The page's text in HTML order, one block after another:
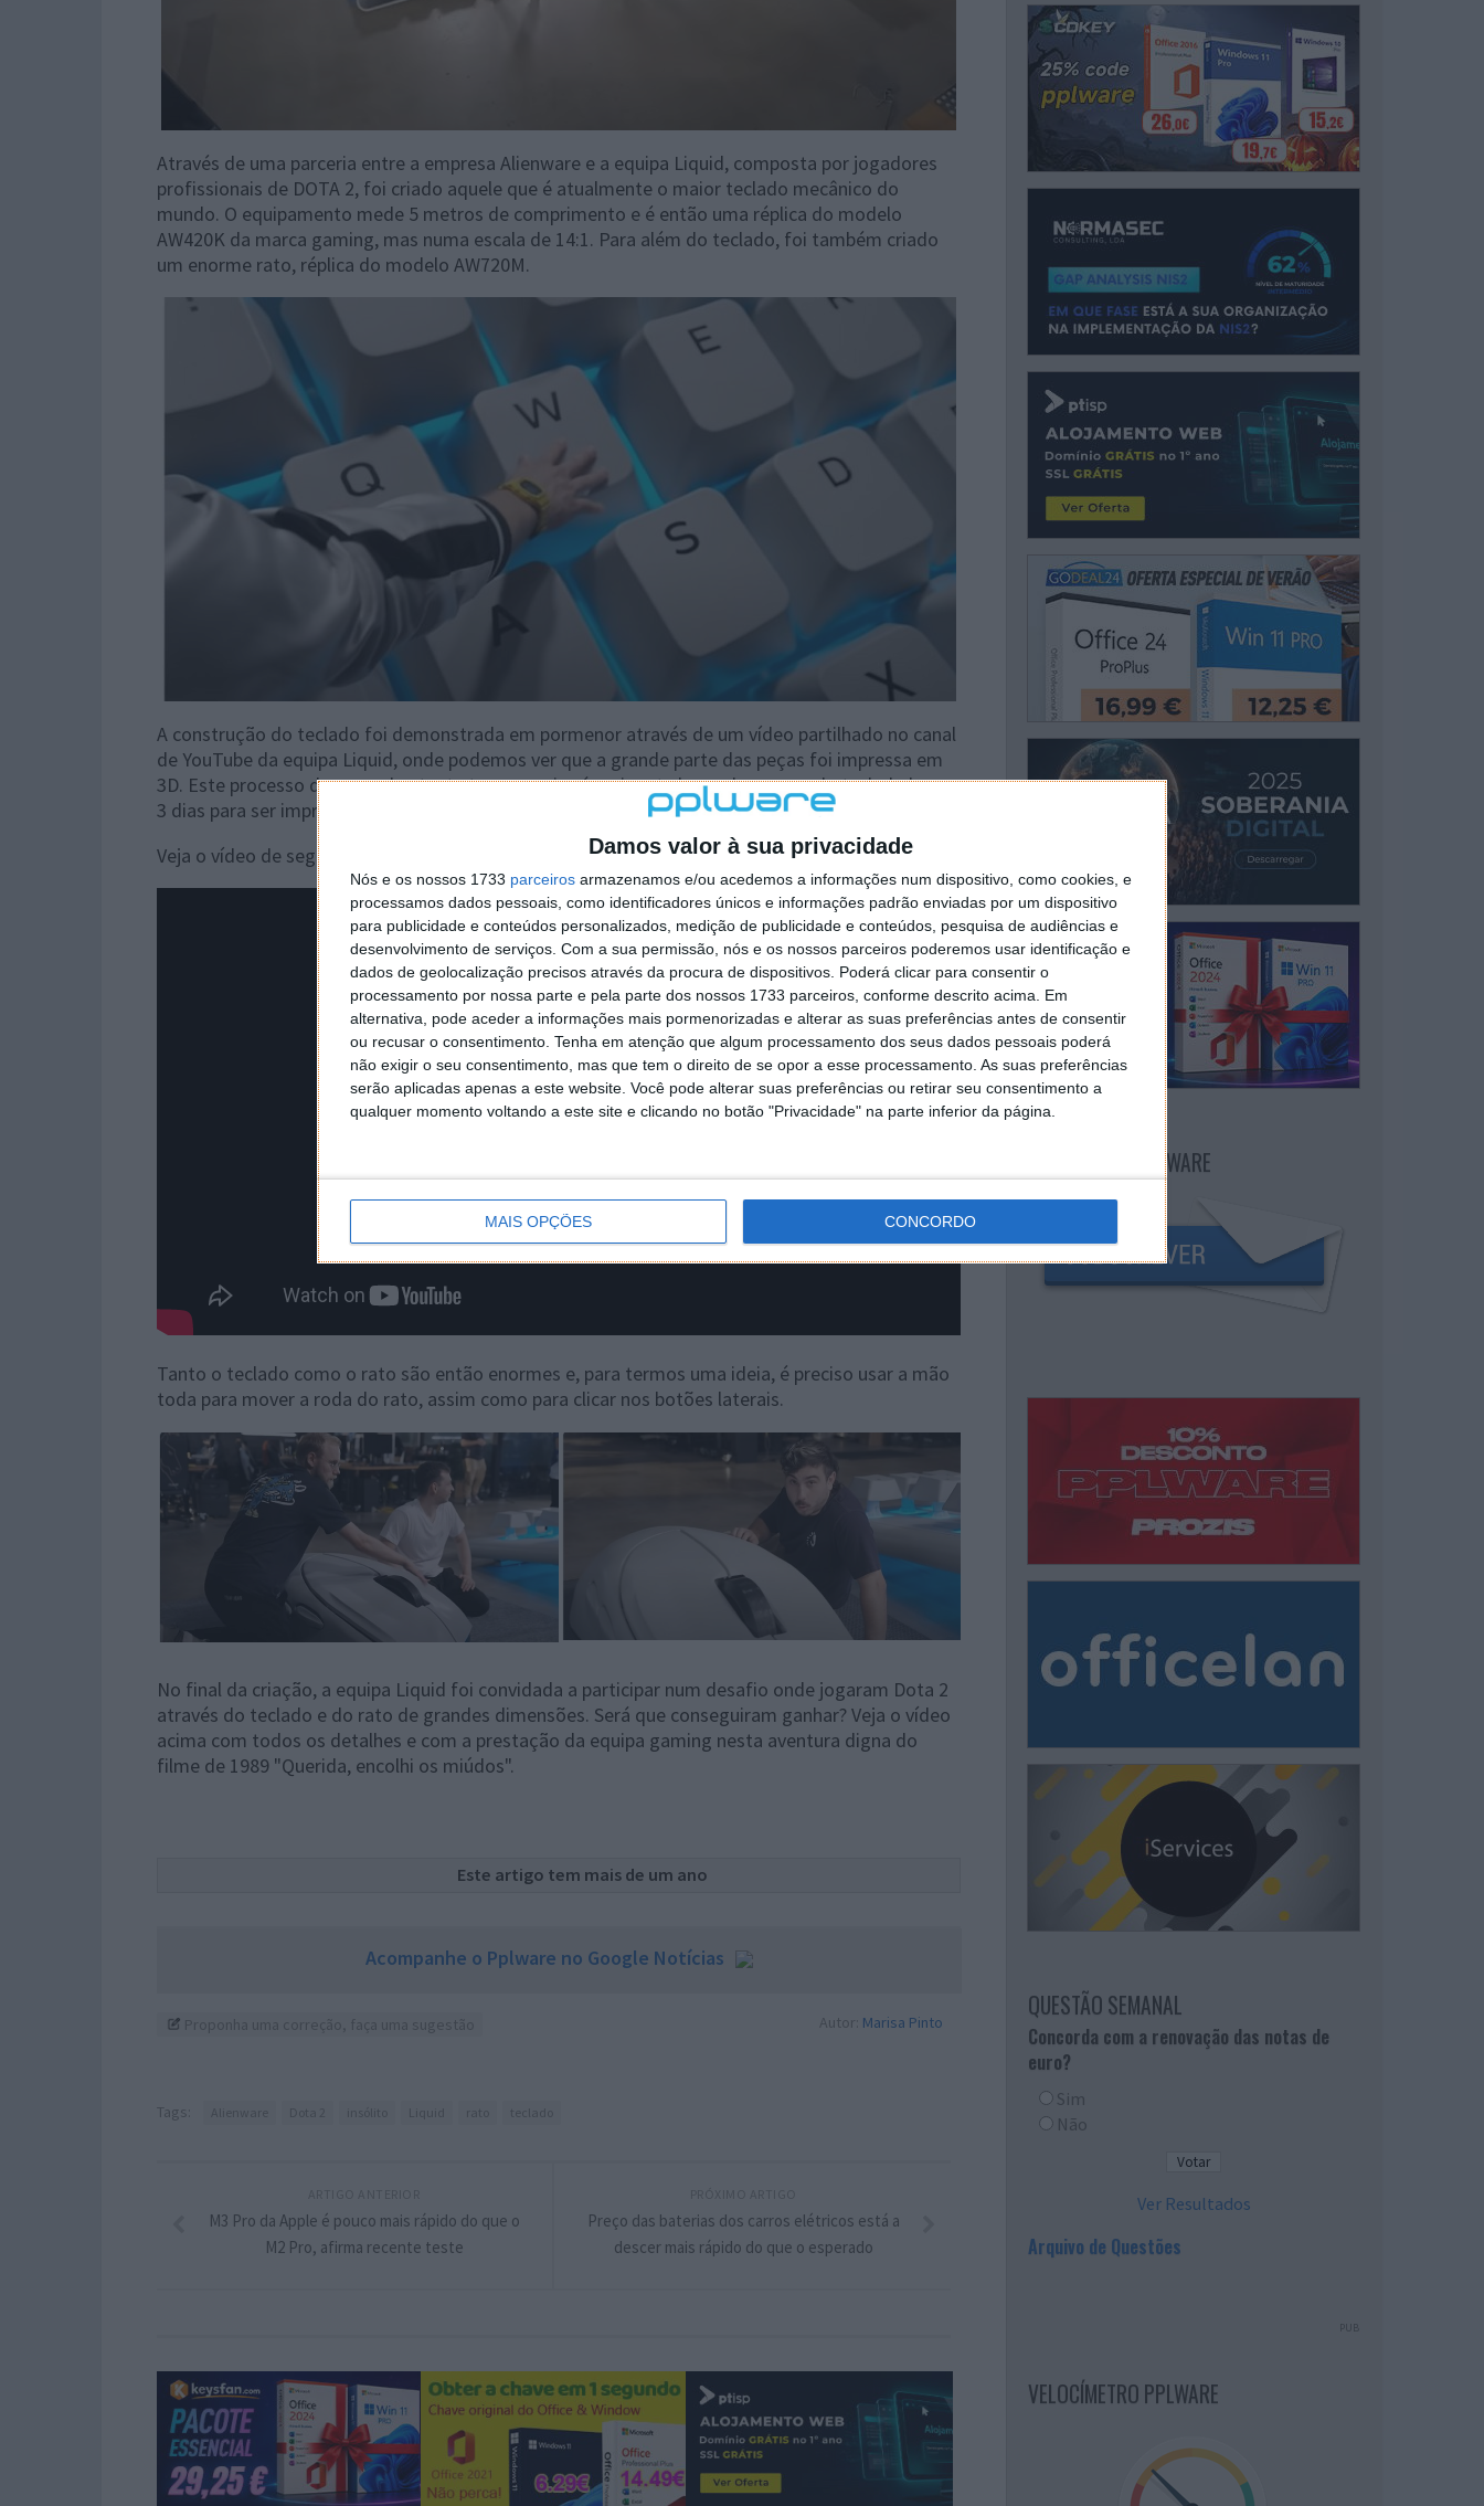
Damos valor à sua privacidade
Nós e os nossos 1733 parceiros armazenamos e/ou acedemos a informações num dispositivo, como cookies, e
processamos dados pessoais, como identificadores únicos e informações padrão enviadas por um dispositivo
para publicidade e conteúdos personalizados, medição de publicidade e conteúdos, pesquisa de audiências e
desenvolvimento de serviços. Com a sua permissão, nós e os nossos parceiros poderemos usar identificação e
dados de geolocalização precisos através da procura de dispositivos. Poderá clicar para consentir o
processamento por nossa parte e pela parte dos nossos 1733 parceiros, conforme descrito acima. Em
alternativa, pode aceder a informações mais pormenorizadas e alterar as suas preferências antes de consentir
ou recusar o consentimento. Tenha em atenção que algum processamento dos seus dados pessoais poderá
não exigir o seu consentimento, mas que tem o direito de se opor a esse processamento. As suas preferências
serão aplicadas apenas a este website. Você pode alterar suas preferências ou retirar seu consentimento a
qualquer momento voltando a este site e clicando no botão "Privacidade" na parte inferior da página.
MAIS OPÇÕES CONCORDO
Através de uma parceria entre a empresa Alienware e a equipa Liquid, composta por jogadores
profissionais de DOTA 2, foi criado aquele que é atualmente o maior teclado mecânico do
mundo. O equipamento mede 5 metros de comprimento e é então uma réplica do modelo
AW420K da marca gaming, mas numa escala de 14:1. Para além do teclado, foi também criado
um enorme rato, réplica do modelo AW720M.
A construção do teclado foi demonstrada em pormenor através de um vídeo partilhado no canal
de YouTube da equipa Liquid, onde podemos ver que a grande parte das peças foi impressa em
3D. Este processo demorou bastante tempo, pois só a gigante barra de espaço do teclado levou
3 dias para ser impressa, a qual mede quase o mesmo que uma pessoa e pesa 9 kg.
Veja o vídeo de seguida:
Tanto o teclado como o rato são então enormes e, para termos uma ideia, é preciso usar a mão
toda para mover a roda do rato, assim como para clicar nos botões laterais.
No final da criação, a equipa Liquid foi convidada a participar num desafio onde jogaram Dota 2
através do teclado e do rato de grandes dimensões. Será que conseguiram ganhar? Veja o vídeo
acima com todos os detalhes e com a prestação da equipa gaming nesta aventura digna do
filme de 1989 "Querida, encolhi os miúdos".
Este artigo tem mais de um ano
Acompanhe o Pplware no Google Notícias
Autor: Marisa Pinto
Tags:
Preço das baterias dos carros elétricos está a
descer mais rápido do que o esperado
M3 Pro da Apple é pouco mais rápido do que o
M2 Pro, afirma recente teste
NEWSLETTER PPLWARE
QUESTÃO SEMANAL
Concorda com a renovação das notas de
euro?
Sim
Não
Ver Resultados
Arquivo de Questões
PUB
VELOCÍMETRO PPLWARE